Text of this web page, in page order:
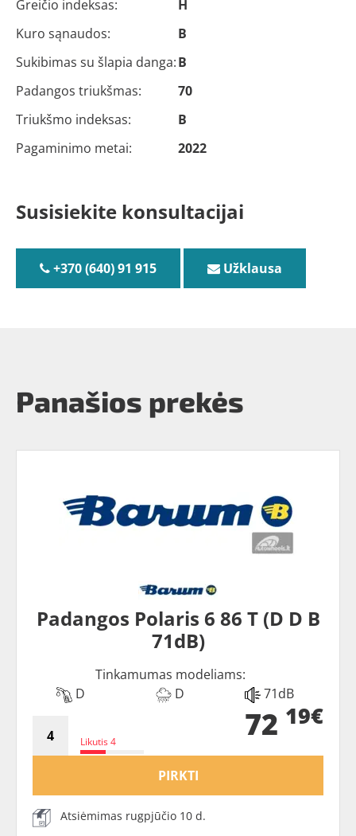
Greičio indeksas:
H
Kuro sąnaudos:
B
Sukibimas su šlapia danga:B
Padangos triukšmas:
70
Triukšmo indeksas:
B
Pagaminimo metai:
2022
Susisiekite konsultacijai
+370 (640) 91 915 Užklausa
Panašios prekės
Padangos Polaris 6 86 T (D D B
71dB)
Tinkamumas modeliams:
D
D 71dB
Likutis 4 72 19€
PIRKTI
Atsiėmimas rugpjūčio 10 d.